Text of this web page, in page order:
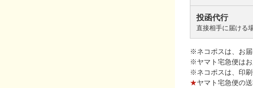
投函代行
直接相手に届ける
※ネコポスは、お届
※ヤマト宅急便はお
※ネコポスは、印刷
★ヤマト宅急便の